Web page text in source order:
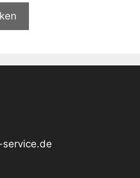
service.de